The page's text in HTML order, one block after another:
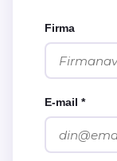
Firma
E-mail *